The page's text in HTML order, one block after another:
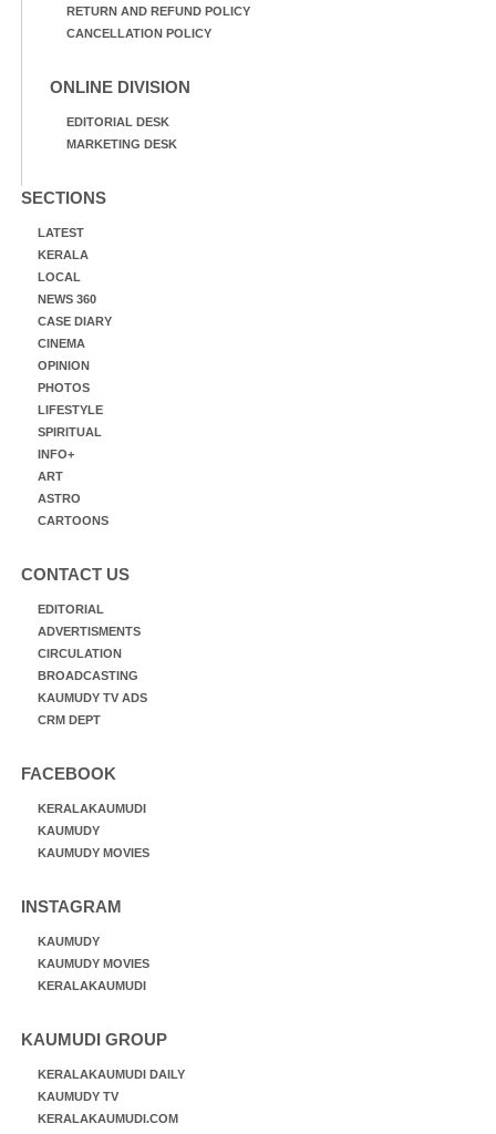
RETURN AND REFUND POLICY
CANCELLATION POLICY
ONLINE DIVISION
EDITORIAL DESK
MARKETING DESK
SECTIONS
LATEST
KERALA
LOCAL
NEWS 360
CASE DIARY
CINEMA
OPINION
PHOTOS
LIFESTYLE
SPIRITUAL
INFO+
ART
ASTRO
CARTOONS
CONTACT US
EDITORIAL
ADVERTISMENTS
CIRCULATION
BROADCASTING
KAUMUDY TV ADS
CRM DEPT
FACEBOOK
KERALAKAUMUDI
KAUMUDY
KAUMUDY MOVIES
INSTAGRAM
KAUMUDY
KAUMUDY MOVIES
KERALAKAUMUDI
KAUMUDI GROUP
KERALAKAUMUDI DAILY
KAUMUDY TV
KERALAKAUMUDI.COM